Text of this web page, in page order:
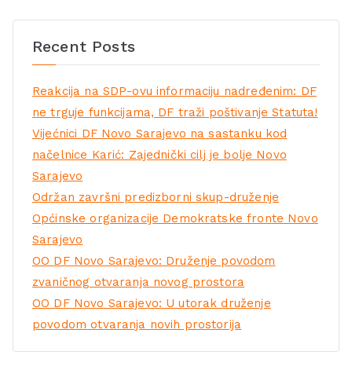
Recent Posts
Reakcija na SDP-ovu informaciju nadređenim: DF
ne trguje funkcijama, DF traži poštivanje Statuta!
Vijećnici DF Novo Sarajevo na sastanku kod
načelnice Karić: Zajednički cilj je bolje Novo
Sarajevo
Održan završni predizborni skup-druženje
Općinske organizacije Demokratske fronte Novo
Sarajevo
OO DF Novo Sarajevo: Druženje povodom
zvaničnog otvaranja novog prostora
OO DF Novo Sarajevo: U utorak druženje
povodom otvaranja novih prostorija